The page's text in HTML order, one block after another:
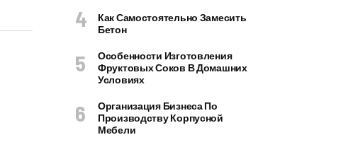
Как Самостоятельно Замесить
Бетон
Особенности Изготовления
Фруктовых Соков В Домашних
Условиях
Организация Бизнеса По
Производству Корпусной
Мебели